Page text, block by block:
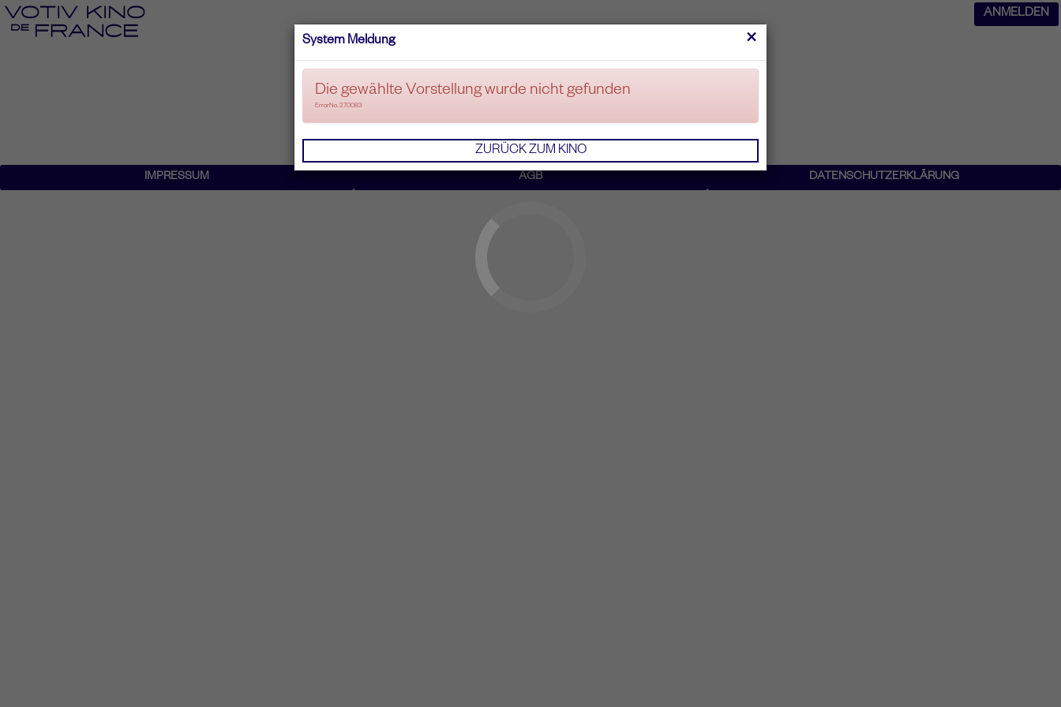
ANMELDEN
×
System Meldung
Die gewählte Vorstellung wurde nicht gefunden
ErrorNo. 270083
ZURÜCK ZUM KINO
IMPRESSUM AGB DATENSCHUTZERKLÄRUNG